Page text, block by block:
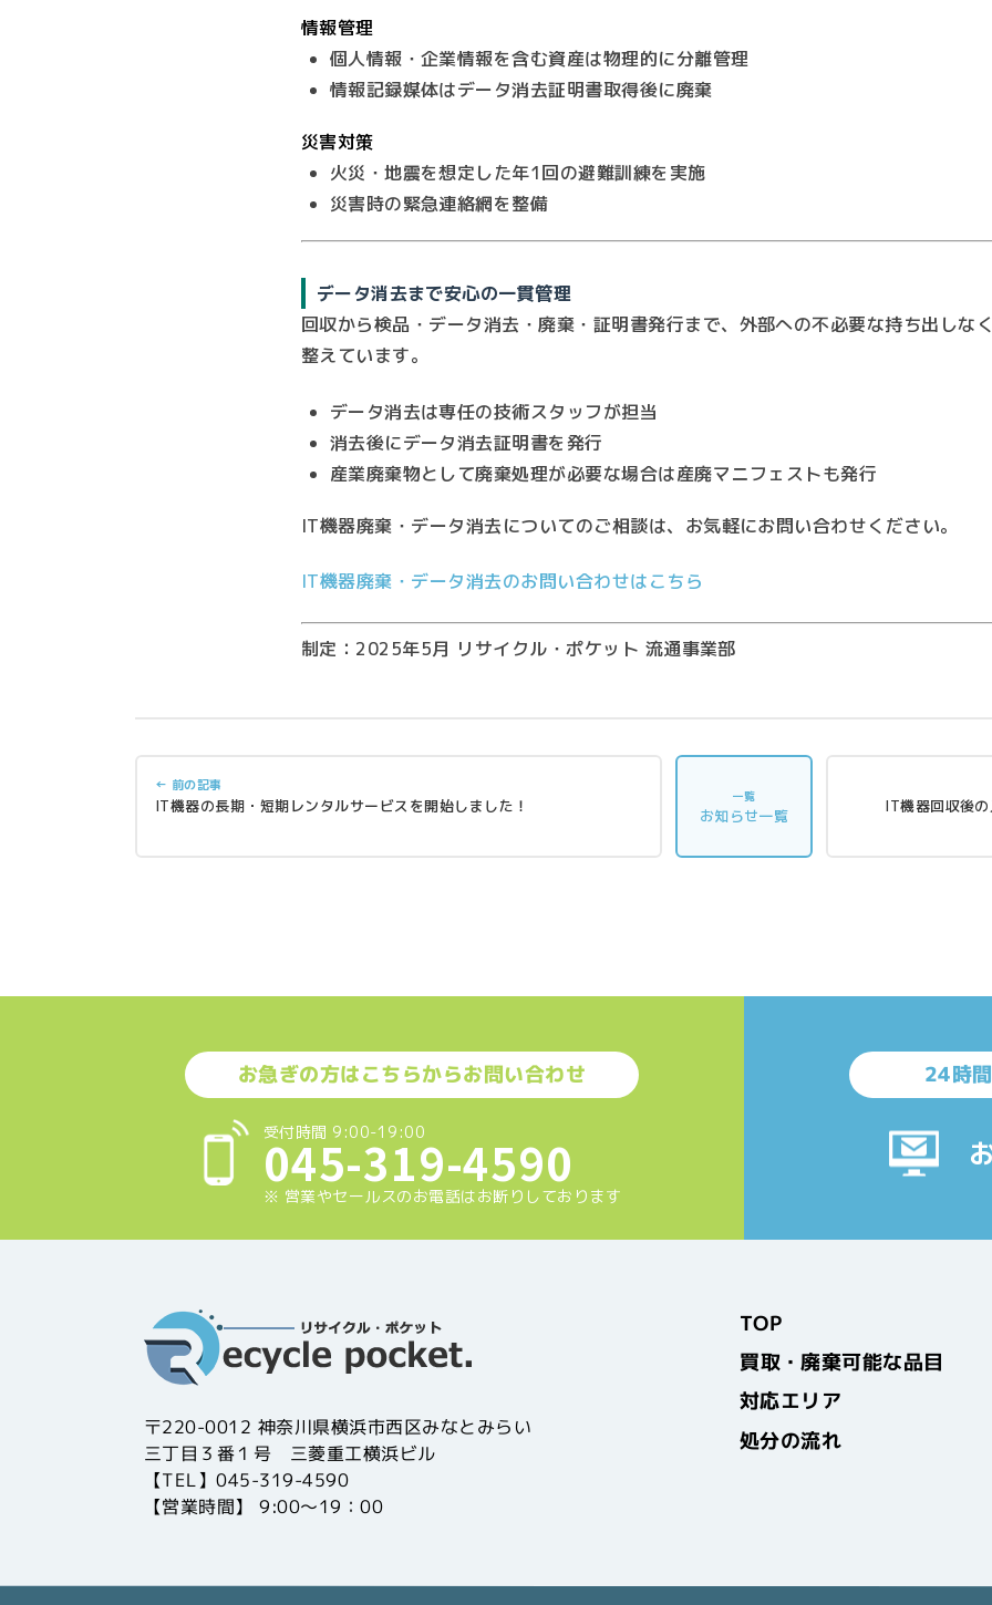
情報管理
個人情報・企業情報を含む資産は物理的に分離管理
情報記録媒体はデータ消去証明書取得後に廃棄
災害対策
火災・地震を想定した年1回の避難訓練を実施
災害時の緊急連絡網を整備
データ消去まで安心の一貫管理
回収から検品・データ消去・廃棄・証明書発行まで、外部への不必要な持ち出しな
整えています。
データ消去は専任の技術スタッフが担当
消去後にデータ消去証明書を発行
産業廃棄物として廃棄処理が必要な場合は産廃マニフェストも発行
IT機器廃棄・データ消去についてのご相談は、お気軽にお問い合わせください。
IT機器廃棄・データ消去のお問い合わせはこちら
制定：2025年5月 リサイクル・ポケット 流通事業部
← 前の記事
IT機器の長期・短期レンタルサービスを開始しました！ 一覧
お知らせ一覧
IT機器回収後
お急ぎの方はこちらからお問い合わせ
受付時間 9:00-19:00
045-319-4590
※ 営業やセールスのお電話はお断りしております
24時
〒220-0012 神奈川県横浜市西区みなとみらい
三丁目３番１号 三菱重工横浜ビル
【TEL】045-319-4590
【営業時間】 9:00～19：00
TOP
買取・廃棄可能な品目
対応エリア
処分の流れ